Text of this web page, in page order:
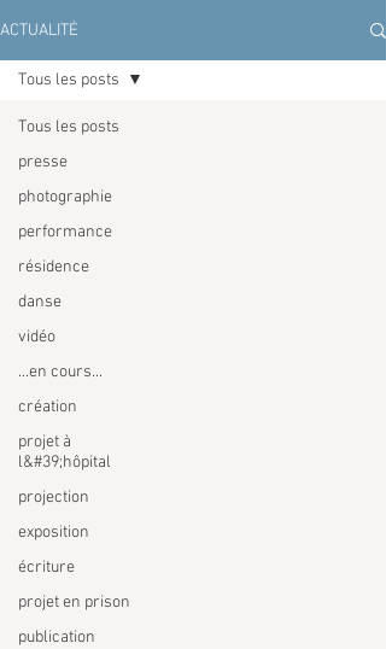
ACTUALITÉ
Tous les posts
presse
photographie
performance
résidence
danse
vidéo
...en cours...
création
projet à
l&#39;hôpital
projection
exposition
écriture
projet en prison
publication
Tous les posts